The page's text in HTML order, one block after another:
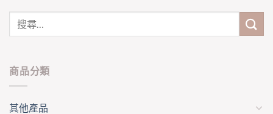
may
be
the
product
商品分類
其他產品